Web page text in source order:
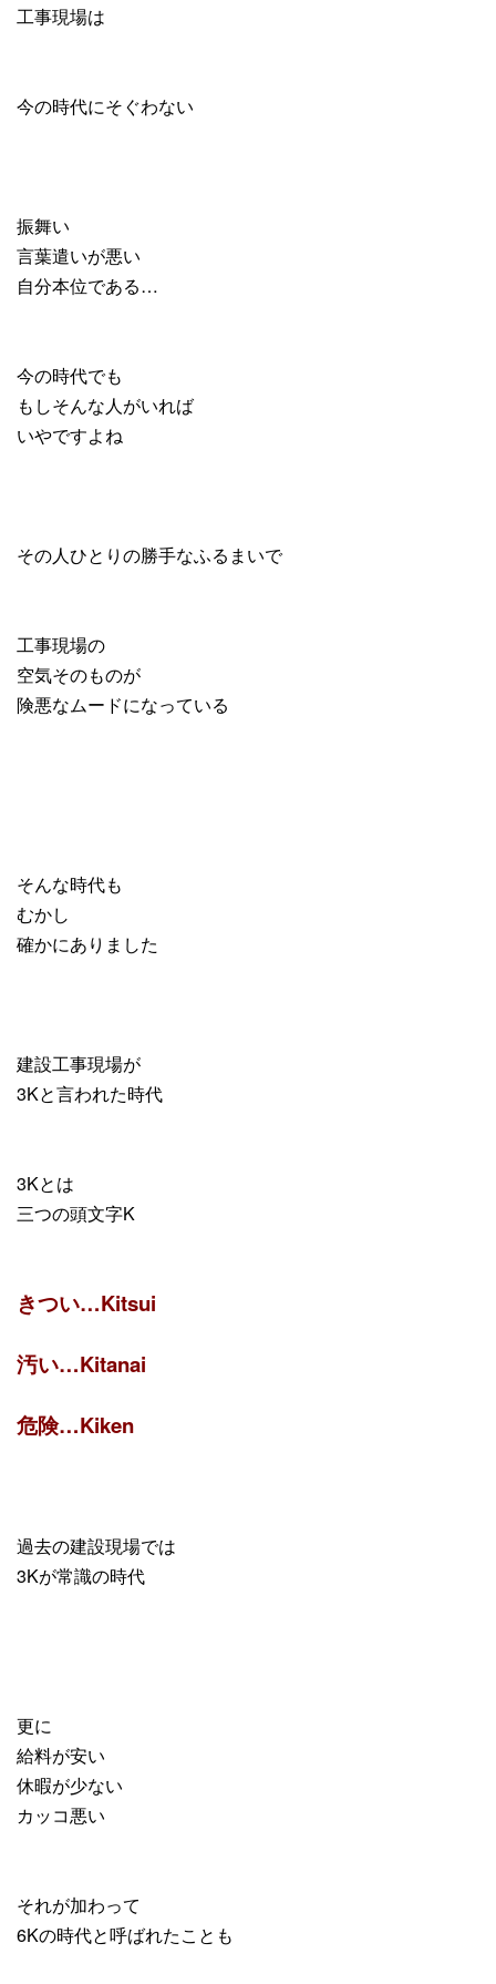
工事現場は
今の時代にそぐわない
振舞い
言葉遣いが悪い
自分本位である…
今の時代でも
もしそんな人がいれば
いやですよね
その人ひとりの勝手なふるまいで
工事現場の
空気そのものが
険悪なムードになっている
そんな時代も
むかし
確かにありました
建設工事現場が
3Kと言われた時代
3Kとは
三つの頭文字K
きつい…Kitsui
汚い…Kitanai
危険…Kiken
過去の建設現場では
3Kが常識の時代
更に
給料が安い
休暇が少ない
カッコ悪い
それが加わって
6Kの時代と呼ばれたことも